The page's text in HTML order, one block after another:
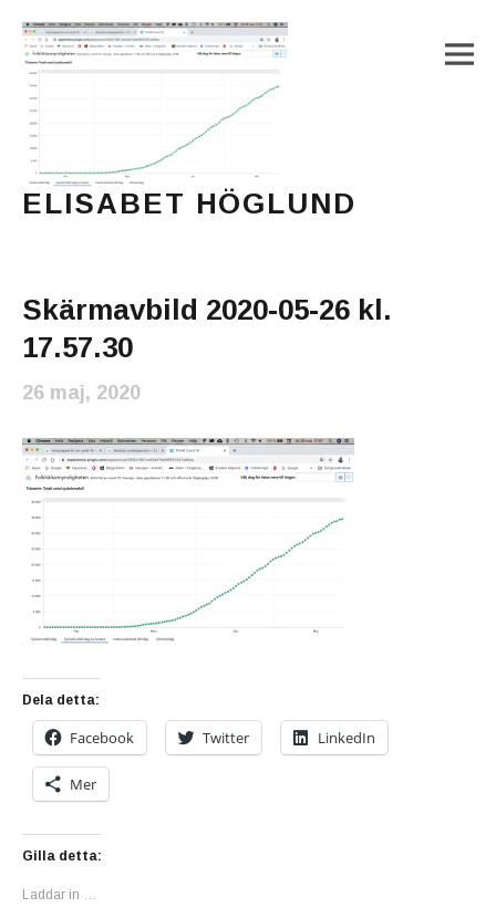
ELISABET HÖGLUND
Skärmavbild 2020-05-26 kl.
17.57.30
26 maj, 2020
Dela detta:
Facebook Twitter LinkedIn
Mer
Gilla detta:
Laddar in …